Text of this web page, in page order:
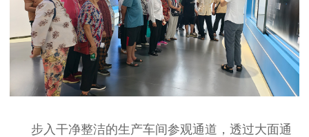
步入干净整洁的生产车间参观通道，透过大面通